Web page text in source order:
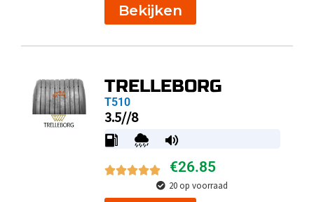
Bekijken
TRELLEBORG
T510
3.5//8
€26.85
20 op voorraad